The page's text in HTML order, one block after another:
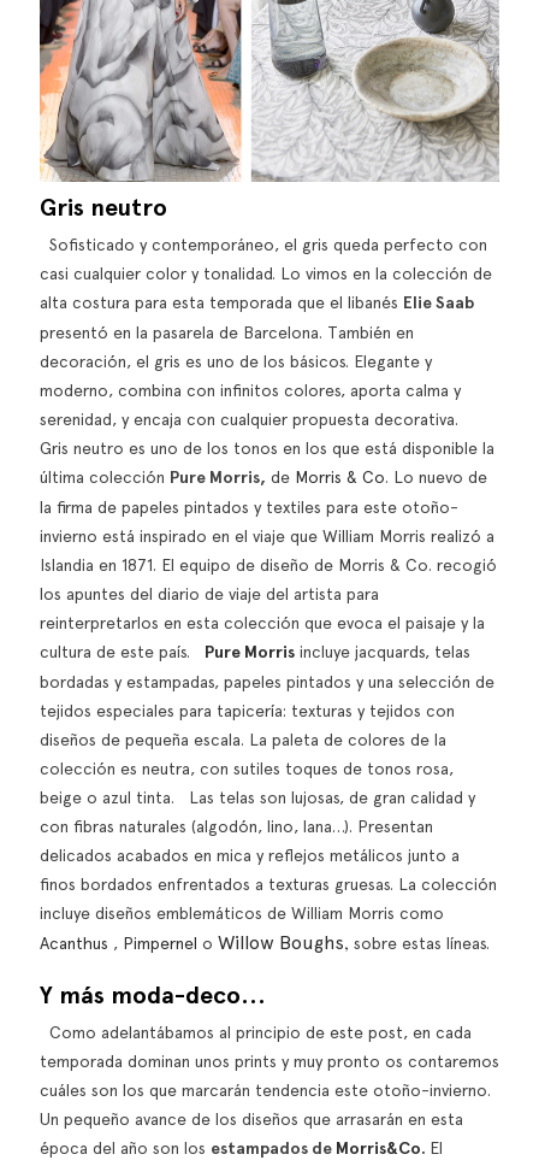
Gris neutro
Sofisticado y contemporáneo, el gris queda perfecto con
casi cualquier color y tonalidad. Lo vimos en la colección de
alta costura para esta temporada que el libanés Elie Saab
presentó en la pasarela de Barcelona. También en
decoración, el gris es uno de los básicos. Elegante y
moderno, combina con infinitos colores, aporta calma y
serenidad, y encaja con cualquier propuesta decorativa.
Gris neutro es uno de los tonos en los que está disponible la
última colección Pure Morris, de Morris & Co. Lo nuevo de
la firma de papeles pintados y textiles para este otoño-
invierno está inspirado en el viaje que William Morris realizó a
Islandia en 1871. El equipo de diseño de Morris & Co. recogió
los apuntes del diario de viaje del artista para
reinterpretarlos en esta colección que evoca el paisaje y la
cultura de este país. Pure Morris incluye jacquards, telas
bordadas y estampadas, papeles pintados y una selección de
tejidos especiales para tapicería: texturas y tejidos con
diseños de pequeña escala. La paleta de colores de la
colección es neutra, con sutiles toques de tonos rosa,
beige o azul tinta. Las telas son lujosas, de gran calidad y
con fibras naturales (algodón, lino, lana…). Presentan
delicados acabados en mica y reflejos metálicos junto a
finos bordados enfrentados a texturas gruesas. La colección
incluye diseños emblemáticos de William Morris como
Acanthus , Pimpernel o Willow Boughs, sobre estas líneas.
Y más moda-deco…
Como adelantábamos al principio de este post, en cada
temporada dominan unos prints y muy pronto os contaremos
cuáles son los que marcarán tendencia este otoño-invierno.
Un pequeño avance de los diseños que arrasarán en esta
época del año son los estampados de Morris&Co. El